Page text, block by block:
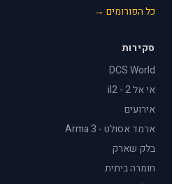
כל הפורומים →
סקירות
DCS World
אי אל 2 - il2
אירועים
ארמד אסולט - Arma 3
בלק שארק
חומרה ביתית